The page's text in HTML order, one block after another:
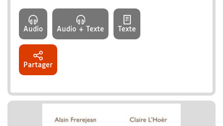
Audio Audio + Texte Texte
Partager